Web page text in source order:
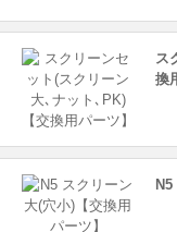
ス
換